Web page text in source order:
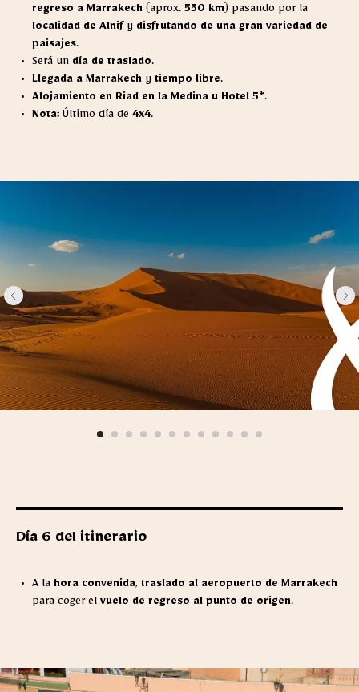
regreso a Marrakech (aprox. 550 km) pasando por la
localidad de Alnif y disfrutando de una gran variedad de
paisajes.
Será un día de traslado.
Llegada a Marrakech y tiempo libre.
Alojamiento en Riad en la Medina u Hotel 5*.
Nota: Último día de 4x4.
Día 6 del itinerario
A la hora convenida, traslado al aeropuerto de Marrakech
para coger el vuelo de regreso al punto de origen.